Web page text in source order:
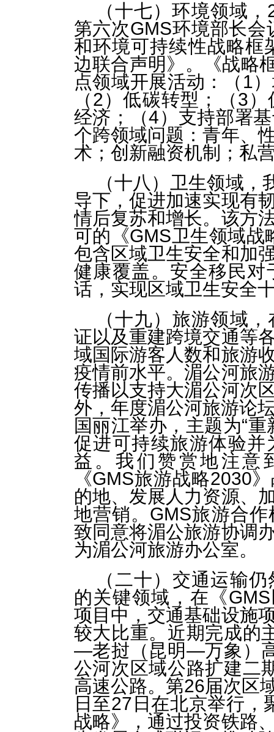
（十七）环境领域
第六次GMS环境部长
和环境可持续性战略框
边联合声明》。《战略
点领域开展活动：（1
（2）低碳转型；（3
经济；（4）支持部署
个跨领域问题：青年、
术；创新融资机制；私
（十八）卫生领域，
导下，促进加速实现有
情后复苏和增长。该方
可的《GMS卫生领域战
包含区域卫生安全和加
健康覆盖。安全移民
话，实现区域卫生安全
（十九）旅游领域
证以及重建跨境交通等
域国际游客人数和旅游
疫情前水平。湄公河旅
传播以支持大湄公河次
外，年度湄公河旅游论
国丽江举办，主题为“
促进可持续旅游体验
益。我们赞赏地注意
《GMS旅游战略2030
的地、发展人力资源、
地营销。GMS旅游合
致同意将湄公旅游协调
为湄公河旅游办公室。
（二十）交通运输
的关键领域，在《
项目中，交通基础设施
较大比重。近期完成的
—老挝（昆明—万象）
公河次区域公路扩建二
高速公路。第26届次区
日至27日在北京举行，
战略》，通过投资铁路